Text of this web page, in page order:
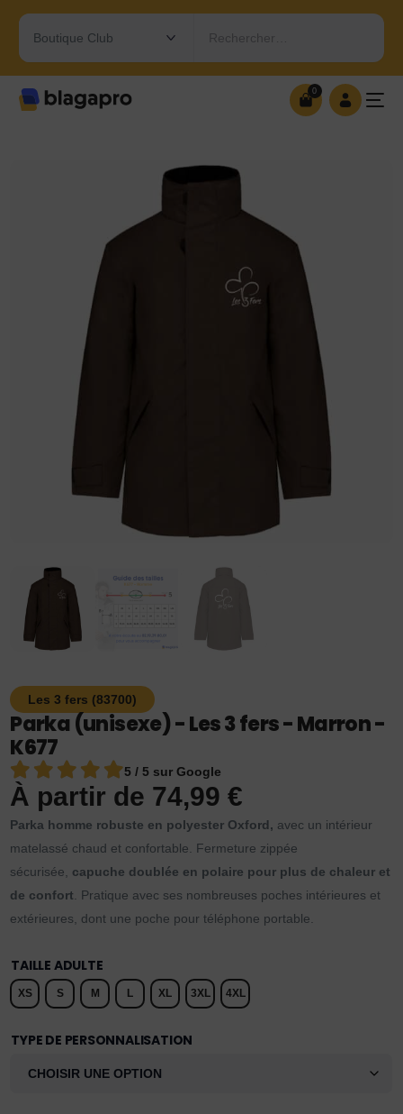
Rechercher…
0
Les 3 fers (83700)
Parka (unisexe) - Les 3 fers - Marron -
K677
5 / 5 sur Google
À partir de 74,99€
Parka homme robuste en polyester Oxford, avec un intérieur
matelassé chaud et confortable. Fermeture zippée
sécurisée, capuche doublée en polaire pour plus de chaleur et
de confort . Pratique avec ses nombreuses poches intérieures et
extérieures, dont une poche pour téléphone portable.
TAILLE ADULTE
XS S M L XL 3XL 4XL
TYPE DE PERSONNALISATION